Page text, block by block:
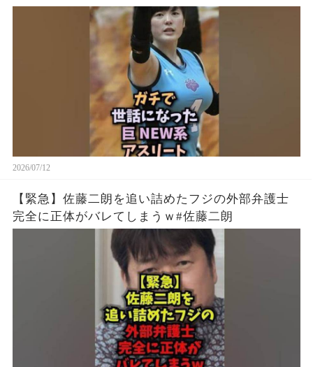
2026/07/12
【緊急】佐藤二朗を追い詰めたフジの外部弁護士
完全に正体がバレてしまうｗ#佐藤二朗